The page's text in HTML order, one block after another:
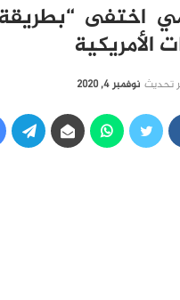
اختفى
الأمريكية
تحديث نوفمبر 4, 2020